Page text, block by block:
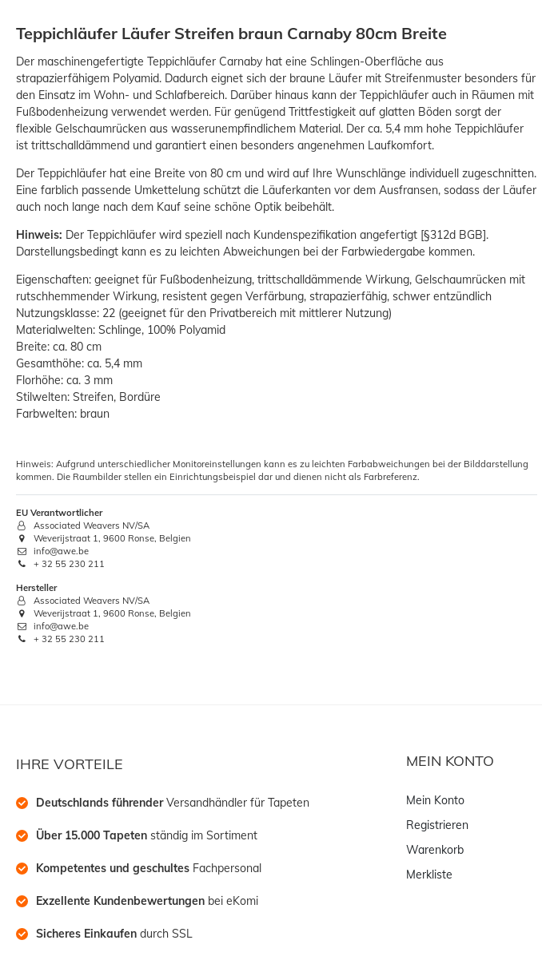
Teppichläufer Läufer Streifen braun Carnaby 80cm Breite
Der maschinengefertigte Teppichläufer Carnaby hat eine Schlingen-Oberfläche aus
strapazierfähigem Polyamid. Dadurch eignet sich der braune Läufer mit Streifenmuster besonders für
den Einsatz im Wohn- und Schlafbereich. Darüber hinaus kann der Teppichläufer auch in Räumen mit
Fußbodenheizung verwendet werden. Für genügend Trittfestigkeit auf glatten Böden sorgt der
flexible Gelschaumrücken aus wasserunempfindlichem Material. Der ca. 5,4 mm hohe Teppichläufer
ist trittschalldämmend und garantiert einen besonders angenehmen Laufkomfort.
Der Teppichläufer hat eine Breite von 80 cm und wird auf Ihre Wunschlänge individuell zugeschnitten.
Eine farblich passende Umkettelung schützt die Läuferkanten vor dem Ausfransen, sodass der Läufer
auch noch lange nach dem Kauf seine schöne Optik beibehält.
Hinweis: Der Teppichläufer wird speziell nach Kundenspezifikation angefertigt [§312d BGB].
Darstellungsbedingt kann es zu leichten Abweichungen bei der Farbwiedergabe kommen.
Eigenschaften: geeignet für Fußbodenheizung, trittschalldämmende Wirkung, Gelschaumrücken mit
rutschhemmender Wirkung, resistent gegen Verfärbung, strapazierfähig, schwer entzündlich
Nutzungsklasse: 22 (geeignet für den Privatbereich mit mittlerer Nutzung)
Materialwelten: Schlinge, 100% Polyamid
Breite: ca. 80 cm
Gesamthöhe: ca. 5,4 mm
Florhöhe: ca. 3 mm
Stilwelten: Streifen, Bordüre
Farbwelten: braun
Hinweis: Aufgrund unterschiedlicher Monitoreinstellungen kann es zu leichten Farbabweichungen bei der Bilddarstellung
kommen. Die Raumbilder stellen ein Einrichtungsbeispiel dar und dienen nicht als Farbreferenz.
EU Verantwortlicher
Associated Weavers NV/SA
Weverijstraat 1, 9600 Ronse, Belgien
info@awe.be
+ 32 55 230 211
Hersteller
Associated Weavers NV/SA
Weverijstraat 1, 9600 Ronse, Belgien
info@awe.be
+ 32 55 230 211
IHRE VORTEILE
Deutschlands führender Versandhändler für Tapeten
Über 15.000 Tapeten ständig im Sortiment
Kompetentes und geschultes Fachpersonal
Exzellente Kundenbewertungen bei eKomi
Sicheres Einkaufen durch SSL
MEIN KONTO
Mein Konto
Registrieren
Warenkorb
Merkliste